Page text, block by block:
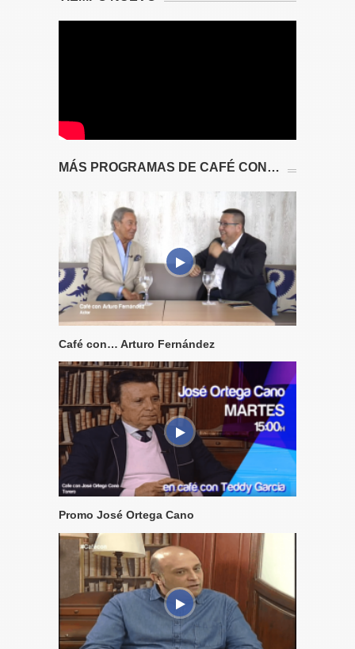
MÁS PROGRAMAS DE CAFÉ CON…
Café con… Arturo Fernández
Promo José Ortega Cano